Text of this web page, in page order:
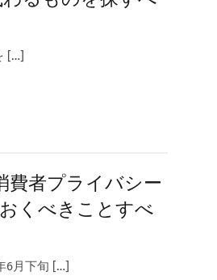
[…]
費者プライバシー
くべきことすべ
6月下旬 […]